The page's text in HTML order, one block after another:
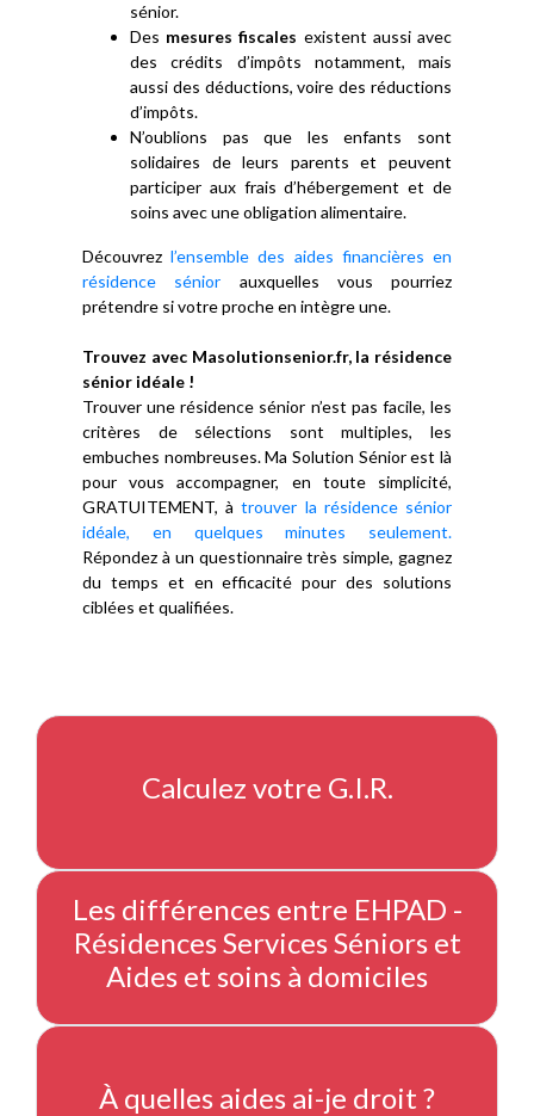
sénior.
Des mesures fiscales existent aussi avec
des crédits d’impôts notamment, mais
aussi des déductions, voire des réductions
d’impôts.
N’oublions pas que les enfants sont
solidaires de leurs parents et peuvent
participer aux frais d’hébergement et de
soins avec une obligation alimentaire.
Découvrezl’ensemble des aides financières en
résidence sénior auxquelles vous pourriez
prétendre si votre proche en intègre une.
Trouvez avec Masolutionsenior.fr, la résidence
sénior idéale !
Trouver une résidence sénior n’est pas facile, les
critères de sélections sont multiples, les
embuches nombreuses. Ma Solution Sénior est là
pour vous accompagner, en toute simplicité,
GRATUITEMENT, àtrouver la résidence sénior
idéale, en quelques minutes seulement.
Répondez à un questionnaire très simple, gagnez
du temps et en efficacité pour des solutions
ciblées et qualifiées.
Calculez votre G.I.R.
Les différences entre EHPAD -
Résidences Services Séniors et
Aides et soins à domiciles
À quelles aides ai-je droit ?